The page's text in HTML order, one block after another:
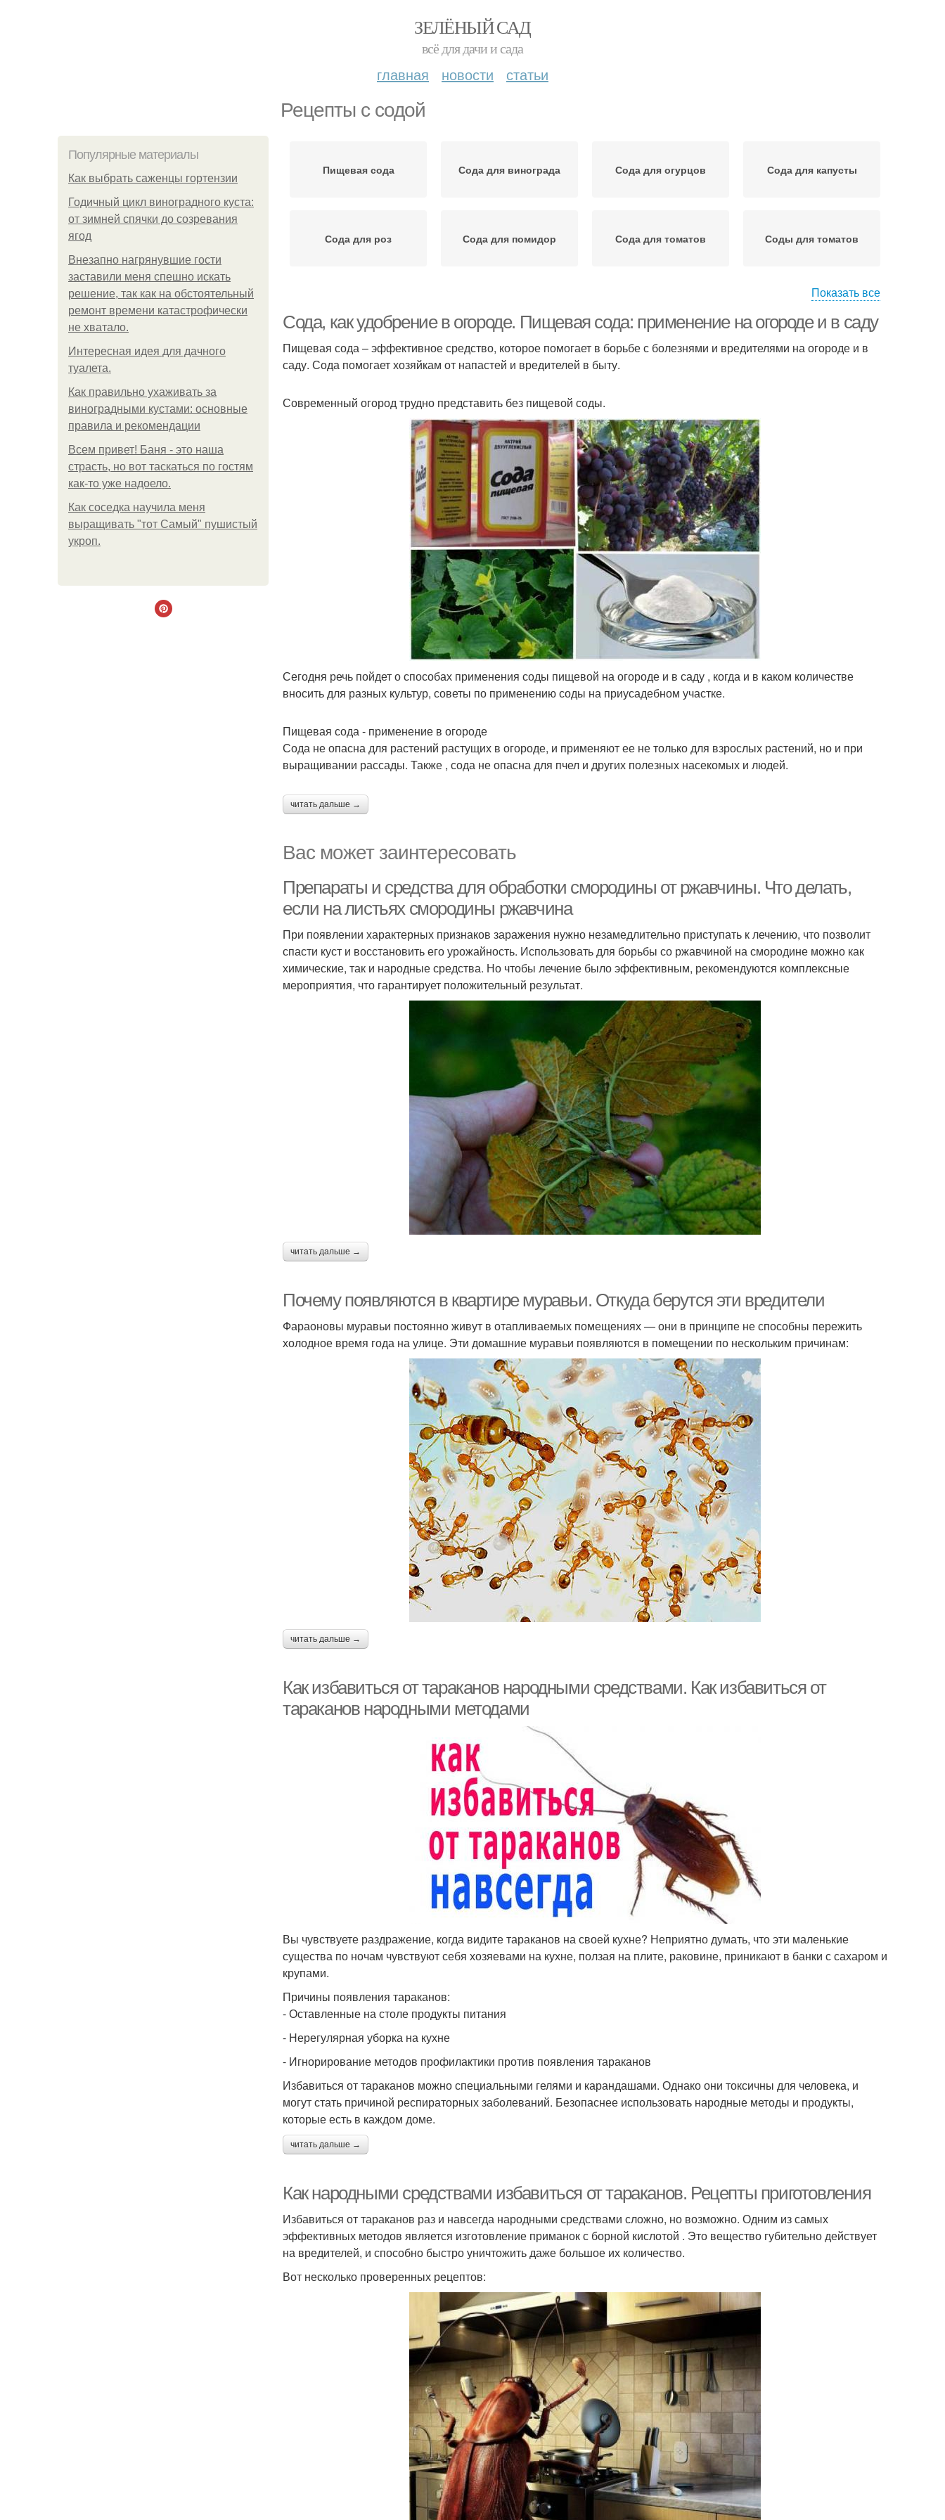
ЗЕЛЁНЫЙ САД
всё для дачи и сада
главная новости статьи
Рецепты с содой
Популярные материалы
Как выбрать саженцы гортензии
Годичный цикл виноградного куста:
от зимней спячки до созревания
ягод
Внезапно нагрянувшие гости
заставили меня спешно искать
решение, так как на обстоятельный
ремонт времени катастрофически
не хватало.
Интересная идея для дачного
туалета.
Как правильно ухаживать за
виноградными кустами: основные
правила и рекомендации
Всем привет! Баня - это наша
страсть, но вот таскаться по гостям
как-то уже надоело.
Как соседка научила меня
выращивать "тот Самый" пушистый
укроп.
Пищевая сода Сода для винограда Сода для огурцов Сода для капусты
Сода для роз Сода для помидор Сода для томатов Соды для томатов
Показать все
Сода, как удобрение в огороде. Пищевая сода: применение на огороде и в саду
Пищевая сода – эффективное средство, которое помогает в борьбе с болезнями и вредителями на огороде и в
саду. Сода помогает хозяйкам от напастей и вредителей в быту.
Современный огород трудно представить без пищевой соды.
Сегодня речь пойдет о способах применения соды пищевой на огороде и в саду , когда и в каком количестве
вносить для разных культур, советы по применению соды на приусадебном участке.
Пищевая сода - применение в огороде
Сода не опасна для растений растущих в огороде, и применяют ее не только для взрослых растений, но и при
выращивании рассады. Также , сода не опасна для пчел и других полезных насекомых и людей.
читать дальше →
Вас может заинтересовать
Препараты и средства для обработки смородины от ржавчины. Что делать,
если на листьях смородины ржавчина
При появлении характерных признаков заражения нужно незамедлительно приступать к лечению, что позволит
спасти куст и восстановить его урожайность. Использовать для борьбы со ржавчиной на смородине можно как
химические, так и народные средства. Но чтобы лечение было эффективным, рекомендуются комплексные
мероприятия, что гарантирует положительный результат.
читать дальше →
Почему появляются в квартире муравьи. Откуда берутся эти вредители
Фараоновы муравьи постоянно живут в отапливаемых помещениях — они в принципе не способны пережить
холодное время года на улице. Эти домашние муравьи появляются в помещении по нескольким причинам:
читать дальше →
Как избавиться от тараканов народными средствами. Как избавиться от
тараканов народными методами
Вы чувствуете раздражение, когда видите тараканов на своей кухне? Неприятно думать, что эти маленькие
существа по ночам чувствуют себя хозяевами на кухне, ползая на плите, раковине, приникают в банки с сахаром и
крупами.
Причины появления тараканов:
- Оставленные на столе продукты питания
- Нерегулярная уборка на кухне
- Игнорирование методов профилактики против появления тараканов
Избавиться от тараканов можно специальными гелями и карандашами. Однако они токсичны для человека, и
могут стать причиной респираторных заболеваний. Безопаснее использовать народные методы и продукты,
которые есть в каждом доме.
читать дальше →
Как народными средствами избавиться от тараканов. Рецепты приготовления
Избавиться от тараканов раз и навсегда народными средствами сложно, но возможно. Одним из самых
эффективных методов является изготовление приманок с борной кислотой . Это вещество губительно действует
на вредителей, и способно быстро уничтожить даже большое их количество.
Вот несколько проверенных рецептов: